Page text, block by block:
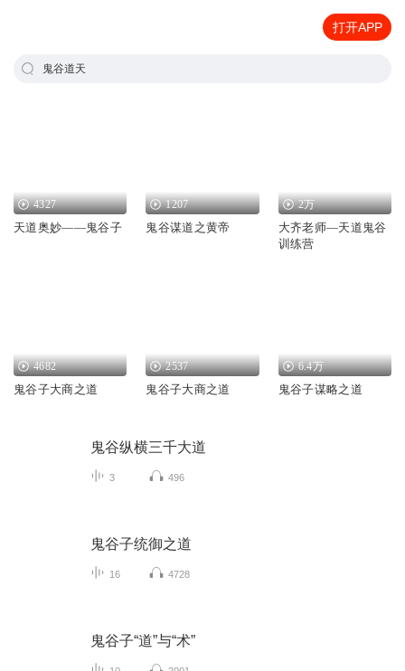
打开APP
鬼谷道天
4327
天道奥妙——鬼谷子
1207
鬼谷谋道之黄帝
2万
大齐老师—天道鬼谷
训练营
4682
鬼谷子大商之道
2537
鬼谷子大商之道
6.4万
鬼谷子谋略之道
鬼谷纵横三千大道
3 496
鬼谷子统御之道
16 4728
鬼谷子“道”与“术”